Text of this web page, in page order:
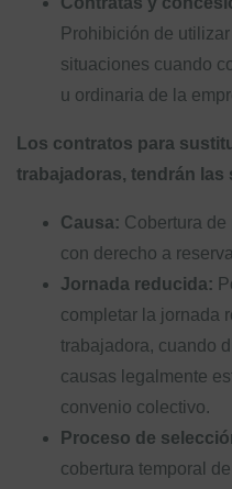
Prohibición de
situaciones cuando
u ordinaria de la
Los contratos para
trabajadoras, tendrán
Causa: Cobertura de
con derecho a
Jornada reducida:
completar la jornada
trabajadora, cuando
causas legalmente
convenio colectivo.
Proceso de
cobertura temporal